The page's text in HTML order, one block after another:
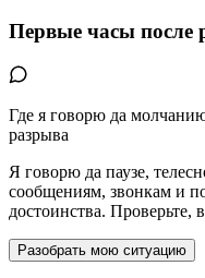
Первые часы после
Где я говорю да
разрыва
Я говорю да паузе,
сообщениям, звонкам и
достоинства. Проверьте,
Разобрать мою ситуацию